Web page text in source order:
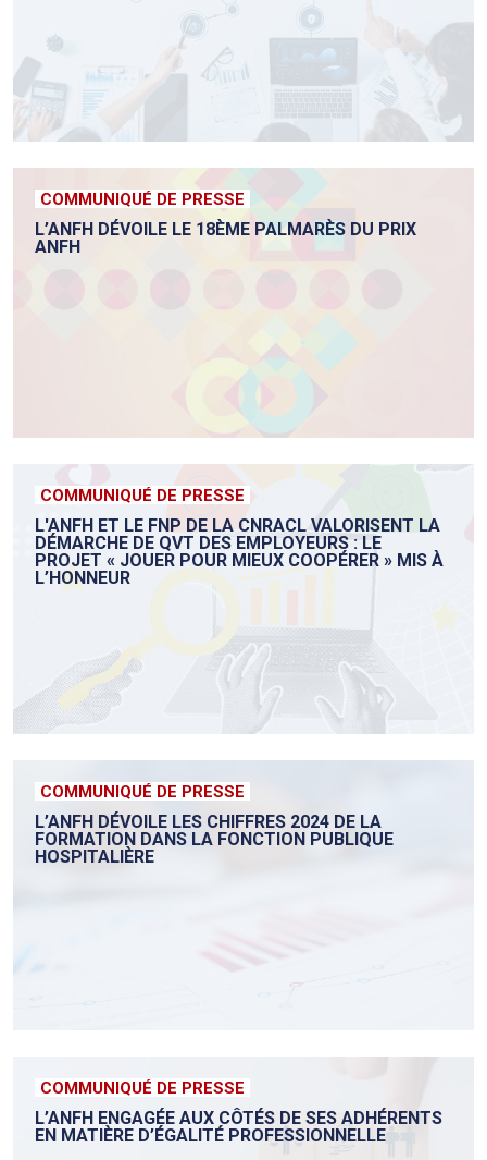
COMMUNIQUÉ DE PRESSE
L’ANFH DÉVOILE LE 18ÈME PALMARÈS DU PRIX
ANFH
COMMUNIQUÉ DE PRESSE
L'ANFH ET LE FNP DE LA CNRACL VALORISENT LA
DÉMARCHE DE QVT DES EMPLOYEURS : LE
PROJET « JOUER POUR MIEUX COOPÉRER » MIS À
L’HONNEUR
COMMUNIQUÉ DE PRESSE
L’ANFH DÉVOILE LES CHIFFRES 2024 DE LA
FORMATION DANS LA FONCTION PUBLIQUE
HOSPITALIÈRE
COMMUNIQUÉ DE PRESSE
L’ANFH ENGAGÉE AUX CÔTÉS DE SES ADHÉRENTS
EN MATIÈRE D’ÉGALITÉ PROFESSIONNELLE